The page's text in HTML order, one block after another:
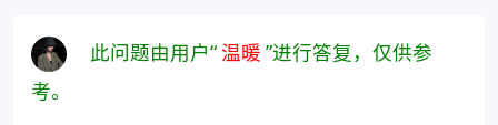
此问题由用户“温暖 ”进行答复，仅供参
考。